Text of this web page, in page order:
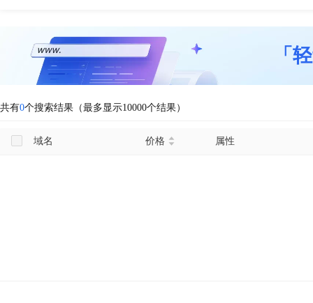
「
共有0个搜索结果（最多显示10000个结果）
域名 价格 属性